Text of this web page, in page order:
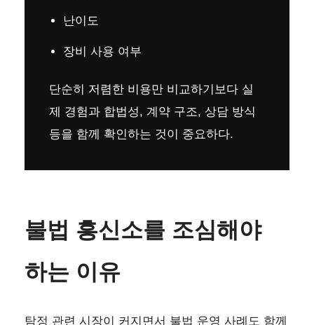
난이도
장비 사용 여부
단순히 저렴한 비용만 비교하기보다 실
제 경험과 합법성, 계약 구조, 상담 방식
등을 함께 확인하는 것이 중요하다.
불법 흥신소를 조심해야
하는 이유
탐정 관련 시장이 커지면서 불법 운영 사례도 함께